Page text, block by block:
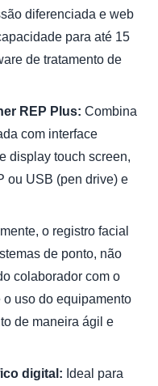
diferenciada e web
para até 15
de tratamento de
REP Plus: Combina
com interface
display touch screen,
ou USB (pen drive) e
o registro facial
de ponto, não
colaborador com o
uso do equipamento
de maneira ágil e
digital: Ideal para